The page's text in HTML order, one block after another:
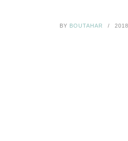
BY BOUTAHAR